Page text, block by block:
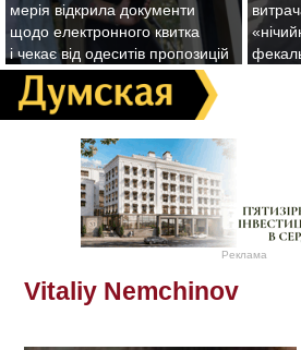
мерія відкрила документи
щодо електронного квитка
і чекає від одеситів пропозицій
Реклама
Vitaliy Nemchinov